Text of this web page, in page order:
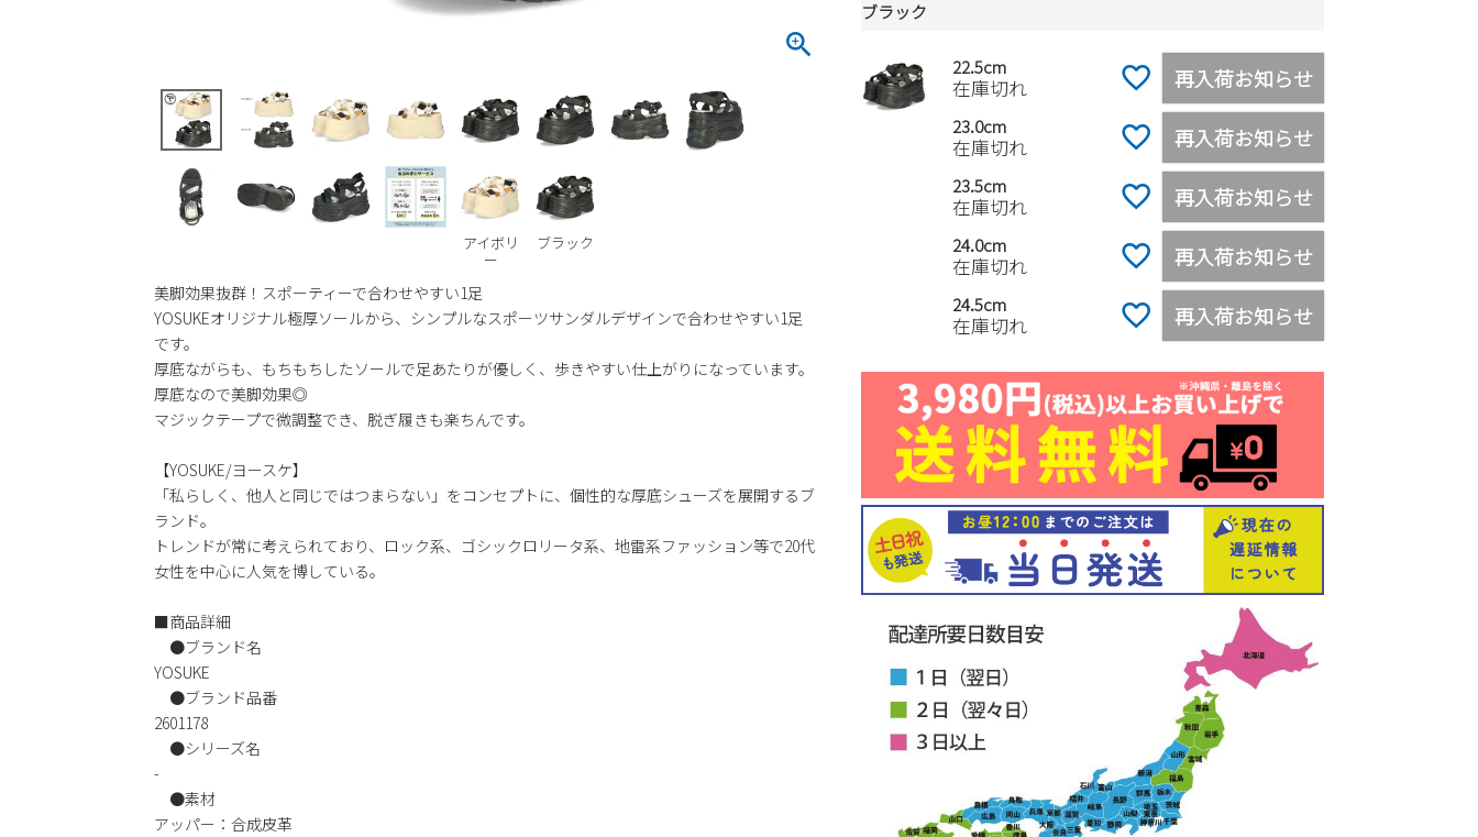
アイボリ
ー
ブラック
美脚効果抜群！スポーティーで合わせやすい1足
YOSUKEオリジナル極厚ソールから、シンプルなスポーツサンダルデザインで合わせやすい1足
です。
厚底ながらも、もちもちしたソールで足あたりが優しく、歩きやすい仕上がりになっています。
厚底なので美脚効果◎
マジックテープで微調整でき、脱ぎ履きも楽ちんです。
【YOSUKE/ヨースケ】
「私らしく、他人と同じではつまらない」をコンセプトに、個性的な厚底シューズを展開するブ
ランド。
トレンドが常に考えられており、ロック系、ゴシックロリータ系、地雷系ファッション等で20代
女性を中心に人気を博している。
■商品詳細
●ブランド名
YOSUKE
●ブランド品番
2601178
●シリーズ名
-
●素材
アッパー：合成皮革
ブラック
22.5cm
在庫切れ 再入荷お知らせ
23.0cm
在庫切れ 再入荷お知らせ
23.5cm
在庫切れ 再入荷お知らせ
24.0cm
在庫切れ 再入荷お知らせ
24.5cm
在庫切れ 再入荷お知らせ